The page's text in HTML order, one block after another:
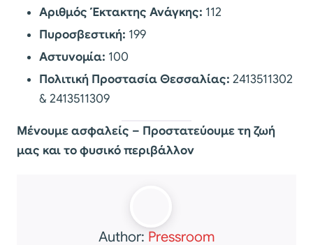
Αριθμός Έκτακτης Ανάγκης: 112
Πυροσβεστική: 199
Αστυνομία: 100
Πολιτική Προστασία Θεσσαλίας: 2413511302
& 2413511309
Μένουμε ασφαλείς – Προστατεύουμε τη ζωή
μας και το φυσικό περιβάλλον
Author: Pressroom